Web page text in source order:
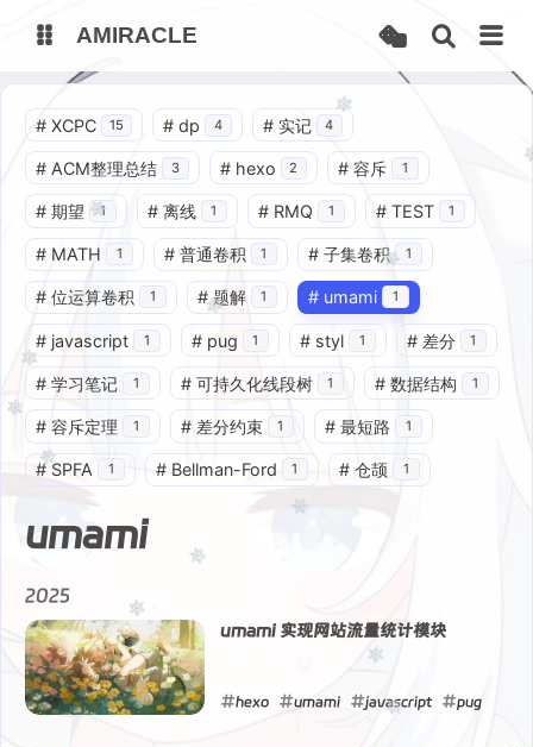
codeforces github
dogecloud picgo
Amir's blog
AMIRACLE
# XCPC 15 # dp 4 # 实记 4
# ACM整理总结 3 # hexo 2 # 容斥 1
# 期望 1 # 离线 1 # RMQ 1 # TEST 1
# MATH 1 # 普通卷积 1 # 子集卷积 1
# 位运算卷积 1 # 题解 1 # umami 1
# javascript 1 # pug 1 # styl 1 # 差分 1
# 学习笔记 1 # 可持久化线段树 1 # 数据结构 1
# 容斥定理 1 # 差分约束 1 # 最短路 1
# SPFA 1 # Bellman-Ford 1 # 仓颉 1
umami
2025
umami 实现网站流量统计模块
hexo umami javascript pug